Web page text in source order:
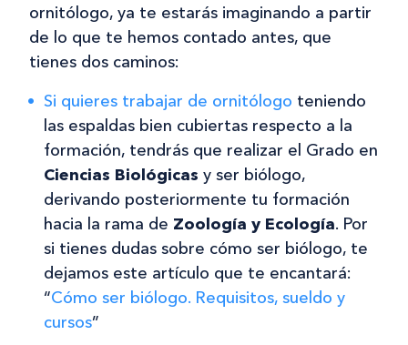
ornitólogo, ya te estarás imaginando a partir
de lo que te hemos contado antes, que
tienes dos caminos:
Si quieres trabajar de ornitólogo teniendo
las espaldas bien cubiertas respecto a la
formación, tendrás que realizar el Grado en
Ciencias Biológicas y ser biólogo,
derivando posteriormente tu formación
hacia la rama de Zoología y Ecología. Por
si tienes dudas sobre cómo ser biólogo, te
dejamos este artículo que te encantará:
“Cómo ser biólogo. Requisitos, sueldo y
cursos”